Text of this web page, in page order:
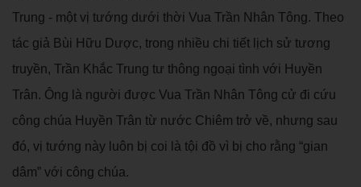
Trung - một vị tướng dưới thời Vua Trần Nhân Tông. Theo
tác giả Bùi Hữu Dược, trong nhiều chi tiết lịch sử tương
truyền, Trần Khắc Trung tư thông ngoại tình với Huyền
Trân. Ông là người được Vua Trần Nhân Tông cử đi cứu
công chúa Huyền Trân từ nước Chiêm trở về, nhưng sau
đó, vị tướng này luôn bị coi là tội đồ vì bị cho rằng “gian
dâm” với công chúa.